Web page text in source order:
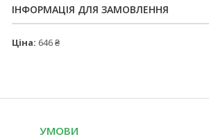
ІНФОРМАЦІЯ ДЛЯ ЗАМОВЛЕННЯ
Ціна: 646 ₴
УМОВИ